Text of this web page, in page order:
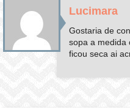
Lucimara
Gostaria de
sopa a medida
ficou seca ai